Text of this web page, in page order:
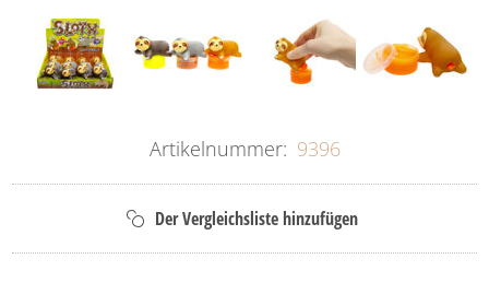
Artikelnummer: 9396